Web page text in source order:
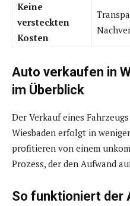
Keine
versteckten
Kosten
Auto verkaufen in
im Überblick
Der Verkauf eines
Wiesbaden erfolgt in
profitieren von einem
Prozess, der den Aufwand
So funktioniert der